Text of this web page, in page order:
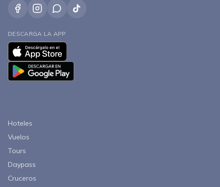
DESCARGA LA APP
Hoteles
Vuelos
Tours
Daypass
Cruceros